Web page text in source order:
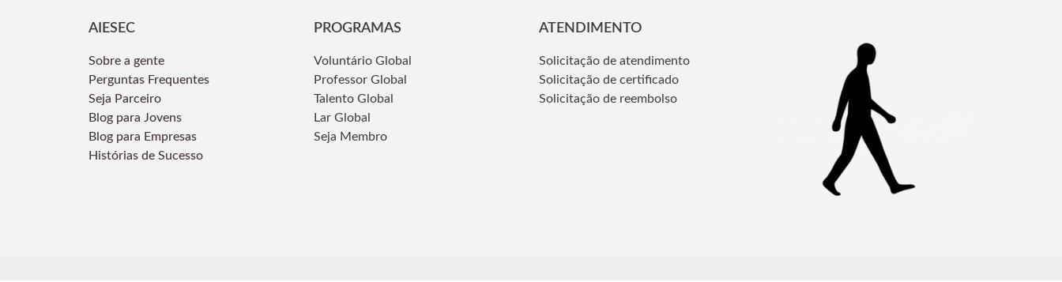
AIESEC
Sobre a gente
Perguntas Frequentes
Seja Parceiro
Blog para Jovens
Blog para Empresas
Histórias de Sucesso
PROGRAMAS
Voluntário Global
Professor Global
Talento Global
Lar Global
Seja Membro
ATENDIMENTO
Solicitação de atendimento
Solicitação de certificado
Solicitação de reembolso